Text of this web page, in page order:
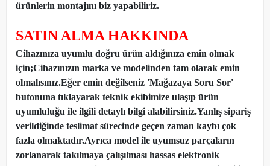
ürünlerin montajını biz yapabiliriz.
SATIN ALMA HAKKINDA
Cihazınıza uyumlu doğru ürün aldığınıza emin olmak
için;Cihazınızın marka ve modelinden tam olarak emin
olmalısınız.Eğer emin değilseniz 'Mağazaya Soru Sor'
butonuna tıklayarak teknik ekibimize ulaşıp ürün
uyumluluğu ile ilgili detaylı bilgi alabilirsiniz.Yanlış sipariş
verildiğinde teslimat sürecinde geçen zaman kaybı çok
fazla olmaktadır.Ayrıca model ile uyumsuz parçaların
zorlanarak takılmaya çalışılması hassas elektronik